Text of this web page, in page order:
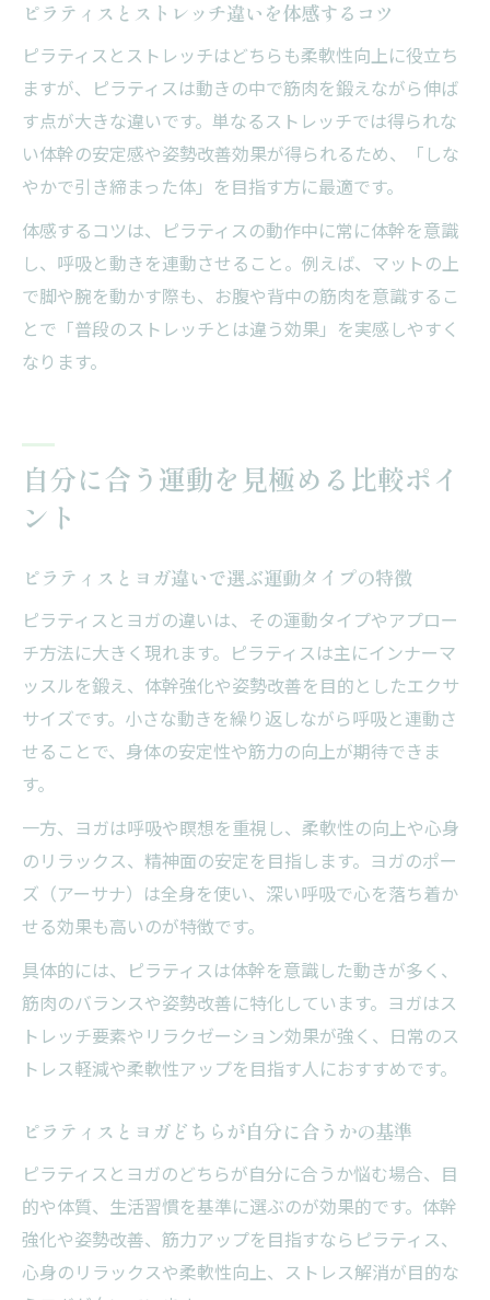
ピラティスとストレッチ違いを体感するコツ
ピラティスとストレッチはどちらも柔軟性向上に役立ち
ますが、ピラティスは動きの中で筋肉を鍛えながら伸ば
す点が大きな違いです。単なるストレッチでは得られな
い体幹の安定感や姿勢改善効果が得られるため、「しな
やかで引き締まった体」を目指す方に最適です。
体感するコツは、ピラティスの動作中に常に体幹を意識
し、呼吸と動きを連動させること。例えば、マットの上
で脚や腕を動かす際も、お腹や背中の筋肉を意識するこ
とで「普段のストレッチとは違う効果」を実感しやすく
なります。
自分に合う運動を見極める比較ポイ
ント
ピラティスとヨガ違いで選ぶ運動タイプの特徴
ピラティスとヨガの違いは、その運動タイプやアプロー
チ方法に大きく現れます。ピラティスは主にインナーマ
ッスルを鍛え、体幹強化や姿勢改善を目的としたエクサ
サイズです。小さな動きを繰り返しながら呼吸と連動さ
せることで、身体の安定性や筋力の向上が期待できま
す。
一方、ヨガは呼吸や瞑想を重視し、柔軟性の向上や心身
のリラックス、精神面の安定を目指します。ヨガのポー
ズ（アーサナ）は全身を使い、深い呼吸で心を落ち着か
せる効果も高いのが特徴です。
具体的には、ピラティスは体幹を意識した動きが多く、
筋肉のバランスや姿勢改善に特化しています。ヨガはス
トレッチ要素やリラクゼーション効果が強く、日常のス
トレス軽減や柔軟性アップを目指す人におすすめです。
ピラティスとヨガどちらが自分に合うかの基準
ピラティスとヨガのどちらが自分に合うか悩む場合、目
的や体質、生活習慣を基準に選ぶのが効果的です。体幹
強化や姿勢改善、筋力アップを目指すならピラティス、
心身のリラックスや柔軟性向上、ストレス解消が目的な